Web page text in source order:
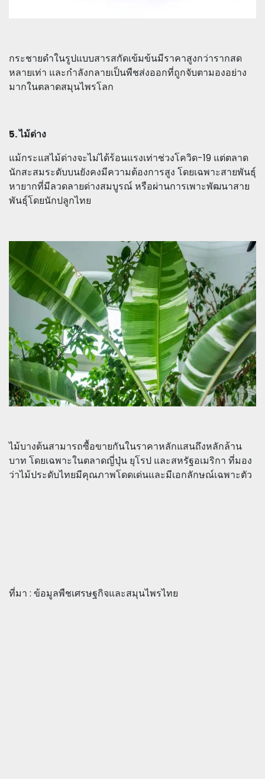
กระชายดำในรูปแบบสารสกัดเข้มข้นมีราคาสูงกว่ารากสด
หลายเท่า และกำลังกลายเป็นพืชส่งออกที่ถูกจับตามองอย่าง
มากในตลาดสมุนไพรโลก
5. ไม้ด่าง
แม้กระแสไม้ด่างจะไม่ได้ร้อนแรงเท่าช่วงโควิด-19 แต่ตลาด
นักสะสมระดับบนยังคงมีความต้องการสูง โดยเฉพาะสายพันธุ์
หายากที่มีลวดลายด่างสมบูรณ์ หรือผ่านการเพาะพัฒนาสาย
พันธุ์โดยนักปลูกไทย
ไม้บางต้นสามารถซื้อขายกันในราคาหลักแสนถึงหลักล้าน
บาท โดยเฉพาะในตลาดญี่ปุ่น ยุโรป และสหรัฐอเมริกา ที่มอง
ว่าไม้ประดับไทยมีคุณภาพโดดเด่นและมีเอกลักษณ์เฉพาะตัว
ที่มา : ข้อมูลพืชเศรษฐกิจและสมุนไพรไทย